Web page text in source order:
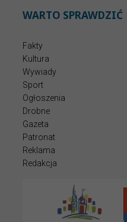
WARTO SPRAWDZIĆ
Fakty
Kultura
Wywiady
Sport
Ogłoszenia
Drobne
Gazeta
Patronat
Reklama
Redakcja